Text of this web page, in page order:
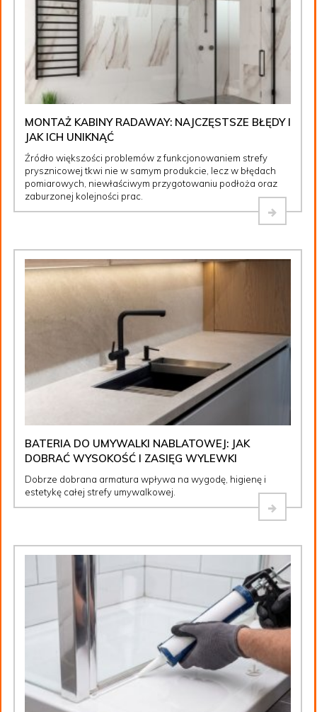
MONTAŻ KABINY RADAWAY: NAJCZĘSTSZE BŁĘDY I
JAK ICH UNIKNĄĆ
Źródło większości problemów z funkcjonowaniem strefy
prysznicowej tkwi nie w samym produkcie, lecz w błędach
pomiarowych, niewłaściwym przygotowaniu podłoża oraz
zaburzonej kolejności prac.
BATERIA DO UMYWALKI NABLATOWEJ: JAK
DOBRAĆ WYSOKOŚĆ I ZASIĘG WYLEWKI
Dobrze dobrana armatura wpływa na wygodę, higienę i
estetykę całej strefy umywalkowej.